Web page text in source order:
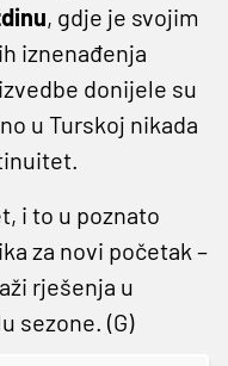
, gdje je svojim
iznenađenja
donijele su
u Turskoj nikada
i to u poznato
za novi početak –
rješenja u
sezone. (G)